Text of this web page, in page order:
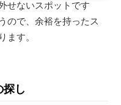
せないスポットです
ので、余裕を持ったス
ます。
探し